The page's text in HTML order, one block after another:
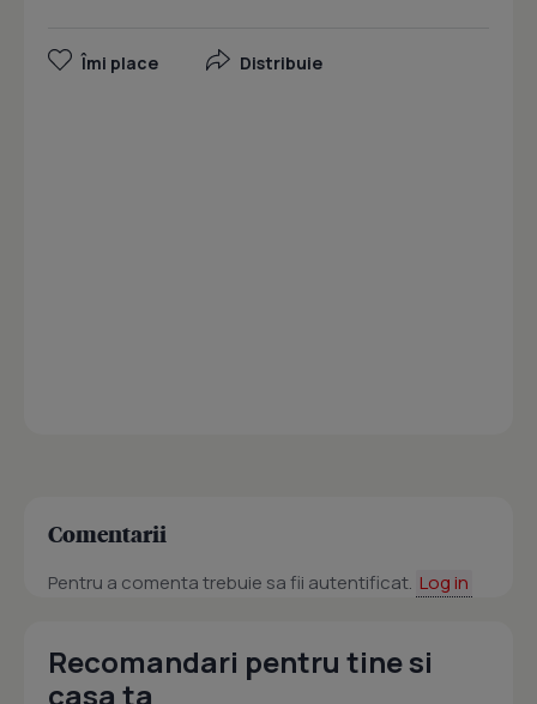
Îmi place Distribuie
Comentarii
Pentru a comenta trebuie sa fii autentificat. Log in
Recomandari pentru tine si
casa ta